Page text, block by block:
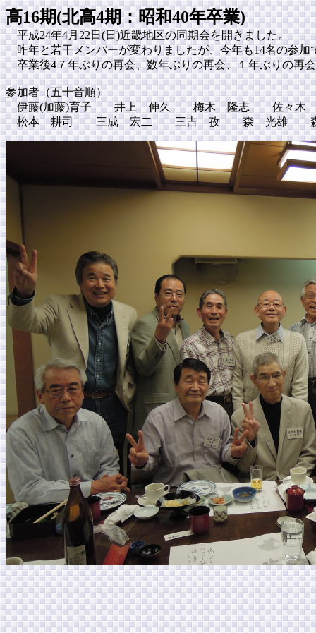
高16期(北高4期：昭和40年卒業)
平成24年4月22日(日)近畿地区の同期会を開きました。
昨年と若干メンバーが変わりましたが、今年も14名の参加
卒業後4７年ぶりの再会、数年ぶりの再会、１年ぶりの再
参加者（五十音順）
伊藤(加藤)育子 井上 伸久 梅木 隆志 佐々
松本 耕司 三成 宏二 三吉 孜 森 光雄 森藤